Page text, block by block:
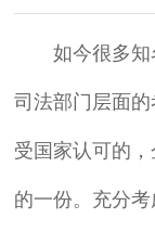
如今很多知
司法部门层面
受国家认可的
的一份。充分